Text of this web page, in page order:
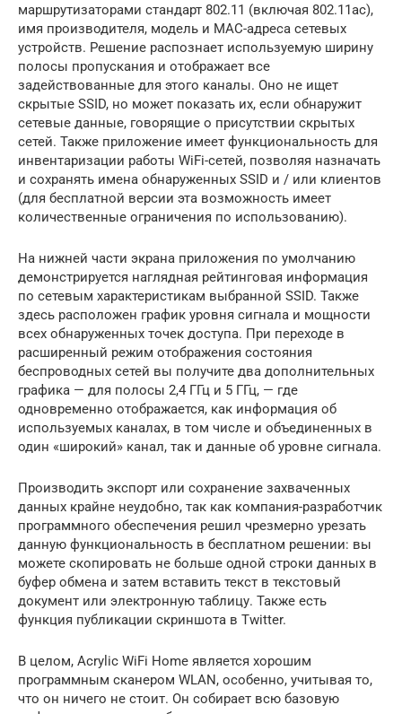
маршрутизаторами стандарт 802.11 (включая 802.11ac),
имя производителя, модель и MAC-адреса сетевых
устройств. Решение распознает используемую ширину
полосы пропускания и отображает все
задействованные для этого каналы. Оно не ищет
скрытые SSID, но может показать их, если обнаружит
сетевые данные, говорящие о присутствии скрытых
сетей. Также приложение имеет функциональность для
инвентаризации работы WiFi-сетей, позволяя назначать
и сохранять имена обнаруженных SSID и / или клиентов
(для бесплатной версии эта возможность имеет
количественные ограничения по использованию).
На нижней части экрана приложения по умолчанию
демонстрируется наглядная рейтинговая информация
по сетевым характеристикам выбранной SSID. Также
здесь расположен график уровня сигнала и мощности
всех обнаруженных точек доступа. При переходе в
расширенный режим отображения состояния
беспроводных сетей вы получите два дополнительных
графика — для полосы 2,4 ГГц и 5 ГГц, — где
одновременно отображается, как информация об
используемых каналах, в том числе и объединенных в
один «широкий» канал, так и данные об уровне сигнала.
Производить экспорт или сохранение захваченных
данных крайне неудобно, так как компания-разработчик
программного обеспечения решил чрезмерно урезать
данную функциональность в бесплатном решении: вы
можете скопировать не больше одной строки данных в
буфер обмена и затем вставить текст в текстовый
документ или электронную таблицу. Также есть
функция публикации скриншота в Twitter.
В целом, Acrylic WiFi Home является хорошим
программным сканером WLAN, особенно, учитывая то,
что он ничего не стоит. Он собирает всю базовую